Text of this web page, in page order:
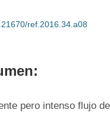
ref.2016.34.a08
pero intenso flujo